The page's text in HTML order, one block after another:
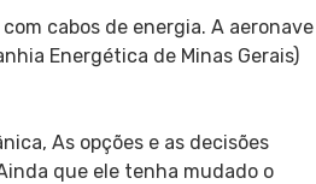
cabos de energia. A aeronave
Energética de Minas Gerais)
As opções e as decisões
que ele tenha mudado o